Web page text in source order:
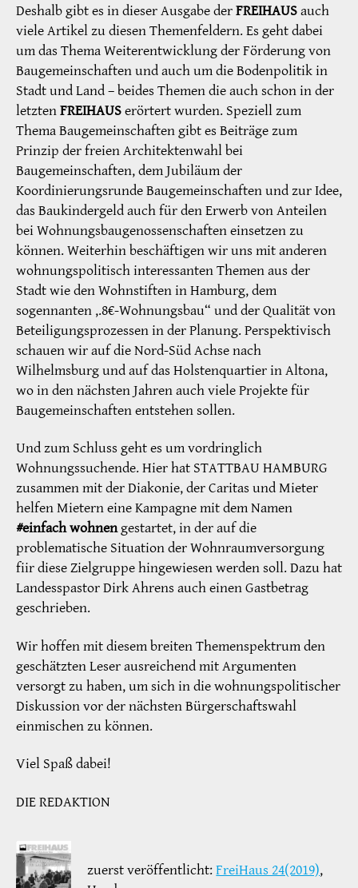
Deshalb gibt es in dieser Ausgabe derFREIHAUSauch
viele Artikel zu diesen Themenfeldern. Es geht dabei
um das Thema Weiterentwicklung der Förderung von
Baugemeinschaften und auch um die Bodenpolitik in
Stadt und Land – beides Themen die auch schon in der
letztenFREIHAUSerörtert wurden. Speziell zum
Thema Baugemeinschaften gibt es Beiträge zum
Prinzip der freien Architektenwahl bei
Baugemeinschaften, dem Jubiläum der
Koordinierungsrunde Baugemeinschaften und zur Idee,
das Baukindergeld auch für den Erwerb von Anteilen
bei Wohnungsbaugenossenschaften einsetzen zu
können. Weiterhin beschäftigen wir uns mit anderen
wohnungspolitisch interessanten Themen aus der
Stadt wie den Wohnstiften in Hamburg, dem
sogennanten ,.8€-Wohnungsbau“ und der Qualität von
Beteiligungsprozessen in der Planung. Perspektivisch
schauen wir auf die Nord-Süd Achse nach
Wilhelmsburg und auf das Holstenquartier in Altona,
wo in den nächsten Jahren auch viele Projekte für
Baugemeinschaften entstehen sollen.
Und zum Schluss geht es um vordringlich
Wohnungssuchende. Hier hat STATTBAU HAMBURG
zusammen mit der Diakonie, der Caritas und Mieter
helfen Mietern eine Kampagne mit dem Namen
#einfach wohnengestartet, in der auf die
problematische Situation der Wohnraumversorgung
fiir diese Zielgruppe hingewiesen werden soll. Dazu hat
Landesspastor Dirk Ahrens auch einen Gastbetrag
geschrieben.
Wir hoffen mit diesem breiten Themenspektrum den
geschätzten Leser ausreichend mit Argumenten
versorgt zu haben, um sich in die wohnungspolitischer
Diskussion vor der nächsten Bürgerschaftswahl
einmischen zu können.
Viel Spaß dabei!
DIE REDAKTION
zuerst veröffentlicht:FreiHaus 24(2019),